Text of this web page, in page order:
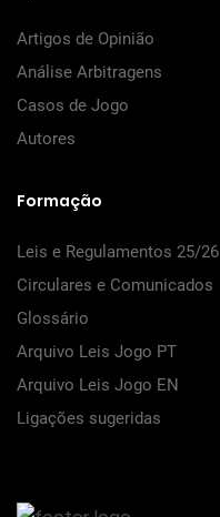
Artigos de Opinião
Análise Arbitragens
Casos de Jogo
Autores
Formação
Leis e Regulamentos 25/26
Circulares e Comunicados
Glossário
Arquivo Leis Jogo PT
Arquivo Leis Jogo EN
Ligações sugeridas